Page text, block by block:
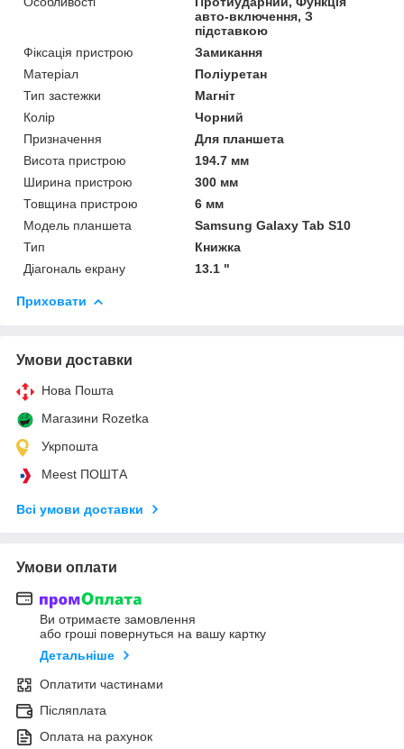
авто-включення, З
підставкою
Фіксація пристрою
Замикання
Матеріал
Поліуретан
Тип застежки
Магніт
Колір
Чорний
Призначення
Для планшета
Висота пристрою
194.7 мм
Ширина пристрою
300 мм
Товщина пристрою
6 мм
Модель планшета
Samsung Galaxy Tab S10
Тип
Книжка
Діагональ екрану
13.1 "
Приховати
Умови доставки
Нова Пошта
Магазини Rozetka
Укрпошта
Meest ПОШТА
Всі умови доставки
Умови оплати
Ви отримаєте замовлення
або гроші повернуться на вашу картку
Детальніше
Оплатити частинами
Післяплата
Оплата на рахунок